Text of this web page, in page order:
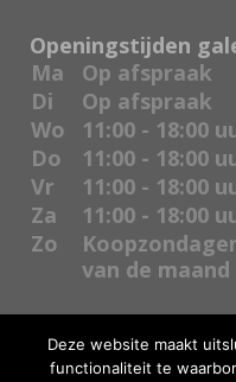
Openingstijden
Ma
Op afspraak
Di
Op afspraak
Wo
11:00 - 18:00
Do
11:00 - 18:00
Vr
11:00 - 18:00
Za
11:00 - 18:00
Zo
van de maand
Deze website maakt
functionaliteit te